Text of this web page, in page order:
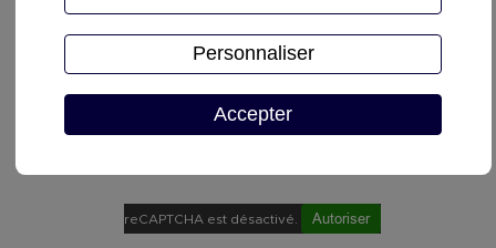
reCAPTCHA est désactivé. Autoriser
Accepter
Personnaliser